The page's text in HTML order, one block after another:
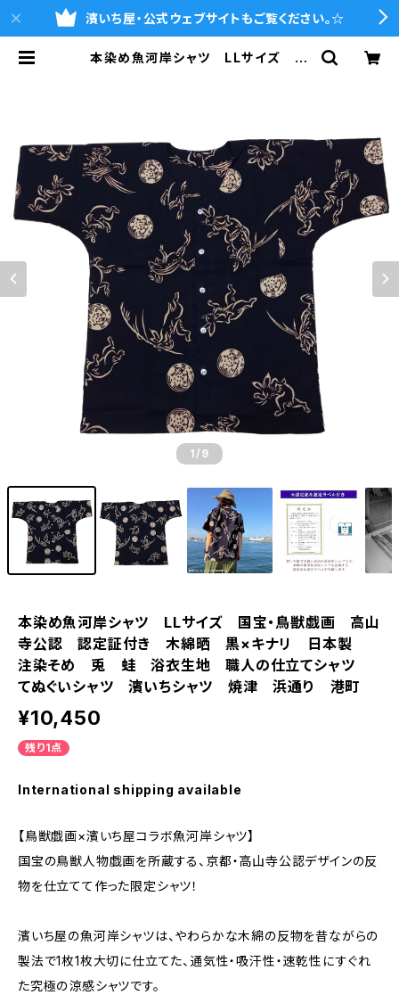
濱いち屋・公式ウェブサイトもご覧ください。☆
本染め魚河岸シャツ LLサイズ 国
河岸シャツの濱いち屋・通販サイト
1 /9
本染め魚河岸シャツ LLサイズ 国宝・鳥獣戯画 高山
寺公認 認定証付き 木綿晒 黒×キナリ 日本製
注染そめ 兎 蛙 浴衣生地 職人の仕立てシャツ
てぬぐいシャツ 濱いちシャツ 焼津 浜通り 港町
¥10,450
残り1点
International shipping available
【鳥獣戯画×濱いち屋コラボ魚河岸シャツ】
国宝の鳥獣人物戯画を所蔵する、京都・高山寺公認デザインの反
物を仕立てて作った限定シャツ！
濱いち屋の魚河岸シャツは、やわらかな木綿の反物を昔ながらの
製法で1枚1枚大切に仕立てた、通気性・吸汗性・速乾性にすぐれ
た究極の涼感シャツです。